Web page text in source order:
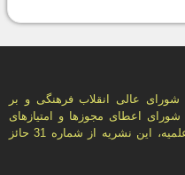
به استناد ماده واحده مصوب 24/6/1387 شورای عالی انقلاب فرهنگی و بر
اساس نامه شماره 3776 مورخ 5/5/1393 شورای اعطای مجوزها و امتيازهای
علمی وابسته به شورای عالی حوزه‌های علميه، اين نشريه از شماره 31 حائز